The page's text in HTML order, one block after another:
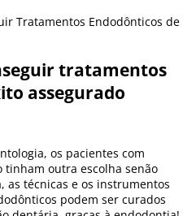
Tratamentos Endodônticos de
tratamentos
assegurado
os pacientes com
tinham outra escolha senão
as técnicas e os instrumentos
podem ser curados